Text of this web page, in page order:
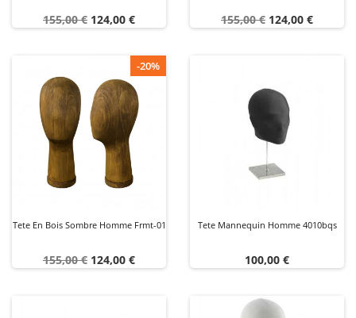
Prix
155,00 € Prix
124,00 €
Prix
155,00 € Prix
124,00 €
-20%
Tete En Bois Sombre Homme Frmt-01
Prix
155,00 € Prix
124,00 €
Tete Mannequin Homme 4010bqs
Prix
100,00 €